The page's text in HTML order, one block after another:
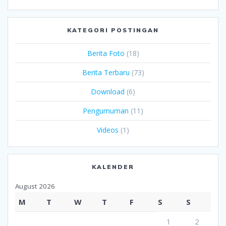
KATEGORI POSTINGAN
Berita Foto (18)
Berita Terbaru (73)
Download (6)
Pengumuman (11)
Videos (1)
KALENDER
August 2026
M T W T F S
S
1
2